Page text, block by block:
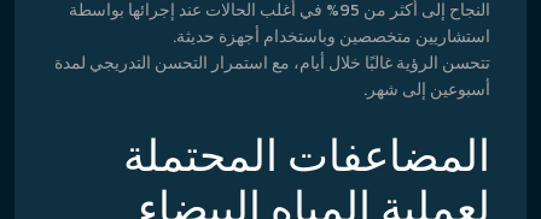
النجاح إلى أكثر من 95% في أغلب الحالات عند إجرائها بواسطة
استشاريين متخصصين وباستخدام أجهزة حديثة.
تتحسن الرؤية غالبًا خلال أيام، مع استمرار التحسن التدريجي لمدة
أسبوعين إلى شهر.
المضاعفات المحتملة